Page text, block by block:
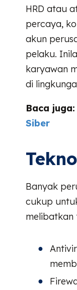
HRD atau
percaya,
akun
pelaku.
karyawan
di
Baca juga:
Siber
Banyak
cukup
melibatkan